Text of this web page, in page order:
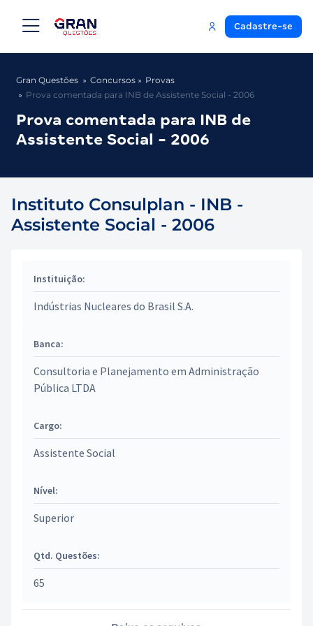
Cadastre-se
Gran Questões Concursos
Provas
Prova comentada para INB de Assistente Social - 2006
Prova comentada para INB de
Assistente Social - 2006
Instituto Consulplan - INB -
Assistente Social - 2006
Instituição:
Indústrias Nucleares do Brasil S.A.
Banca:
Consultoria e Planejamento em Administração
Pública LTDA
Cargo:
Assistente Social
Nível:
Superior
Qtd. Questões:
65